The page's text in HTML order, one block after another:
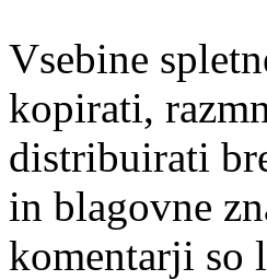
Vsebine
kopirati,
distribuirati
in blagovne
komentarji so